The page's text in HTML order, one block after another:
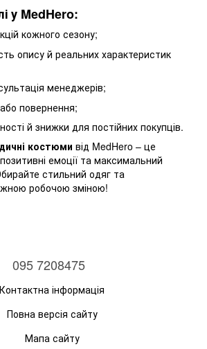
у MedHero:
кожного сезону;
опису й реальних характеристик
менеджерів;
повернення;
й знижки для постійних покупців.
костюми від MedHero – це
емоції та максимальний
стильний одяг та
робочою зміною!
095 7208475
Контактна інформація
Повна версія сайту
Мапа сайту